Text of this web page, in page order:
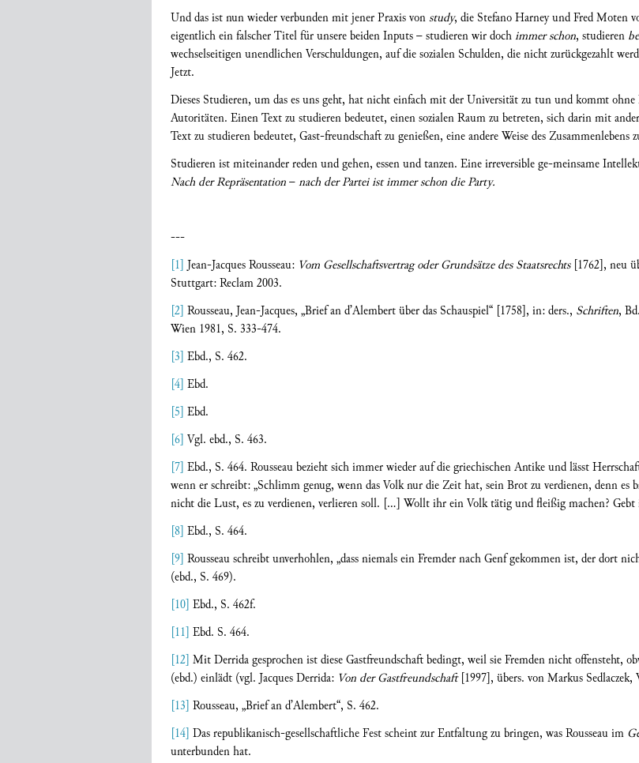
Und das ist nun wieder verbunden mit jener Praxis vonstudy, die Stefano Harney und Fred Moten
eigentlich ein falscher Titel für unsere beiden Inputs – studieren wir dochimmer schon, studieren
wechselseitigen unendlichen Verschuldungen, auf die sozialen Schulden, die nicht zurückgezahlt
Jetzt.
Dieses Studieren, um das es uns geht, hat nicht einfach mit der Universität zu tun und kommt
Autoritäten. Einen Text zu studieren bedeutet, einen sozialen Raum zu betreten, sich darin mit
Text zu studieren bedeutet, Gast-freundschaft zu genießen, eine andere Weise des
Studieren ist miteinander reden und gehen, essen und tanzen. Eine irreversible ge-meinsame
Nach der Repräsentation–nach der Partei ist immer schon die Party.
---
[1]Jean-Jacques Rousseau: Vom Gesellschaftsvertrag oder Grundsätze des Staatsrechts[1762], neu
Stuttgart: Reclam 2003.
[2] Rousseau, Jean-Jacques, „Brief an d’Alembert über das Schauspiel“ [1758], in: ders., Schriften,
Wien 1981, S. 333-474.
[3] Ebd., S. 462.
[4] Ebd.
[5] Ebd.
[6] Vgl. ebd., S. 463.
[7] Ebd., S. 464. Rousseau bezieht sich immer wieder auf die griechischen Antike und lässt
wenn er schreibt: „Schlimm genug, wenn das Volk nur die Zeit hat, sein Brot zu verdienen, denn es
nicht die Lust, es zu verdienen, verlieren soll. [...] Wollt ihr ein Volk tätig und fleißig machen? Gebt
[8] Ebd., S. 464.
[9] Rousseau schreibt unverhohlen, „dass niemals ein Fremder nach Genf gekommen ist, der dort
(ebd., S. 469).
[10] Ebd., S. 462f.
[11] Ebd. S. 464.
[12] Mit Derrida gesprochen ist diese Gastfreundschaft bedingt, weil sie Fremden nicht offensteht,
(ebd.) einlädt (vgl. Jacques Derrida: Von der Gastfreundschaft[1997], übers. von Markus Sedlaczek,
[13] Rousseau, „Brief an d’Alembert“, S. 462.
[14] Das republikanisch-gesellschaftliche Fest scheint zur Entfaltung zu bringen, was Rousseau im
unterbunden hat.